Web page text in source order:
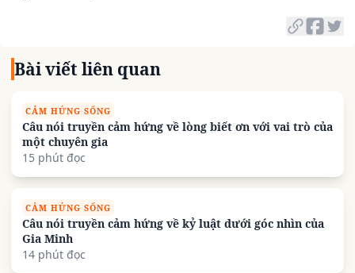
Bài viết liên quan
CẢM HỨNG SỐNG
Câu nói truyền cảm hứng về lòng biết ơn với vai trò của
một chuyên gia
15 phút đọc
CẢM HỨNG SỐNG
Câu nói truyền cảm hứng về kỷ luật dưới góc nhìn của
Gia Minh
14 phút đọc